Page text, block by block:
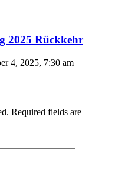
2025 Rückkehr
4, 2025, 7:30 am
Required fields are